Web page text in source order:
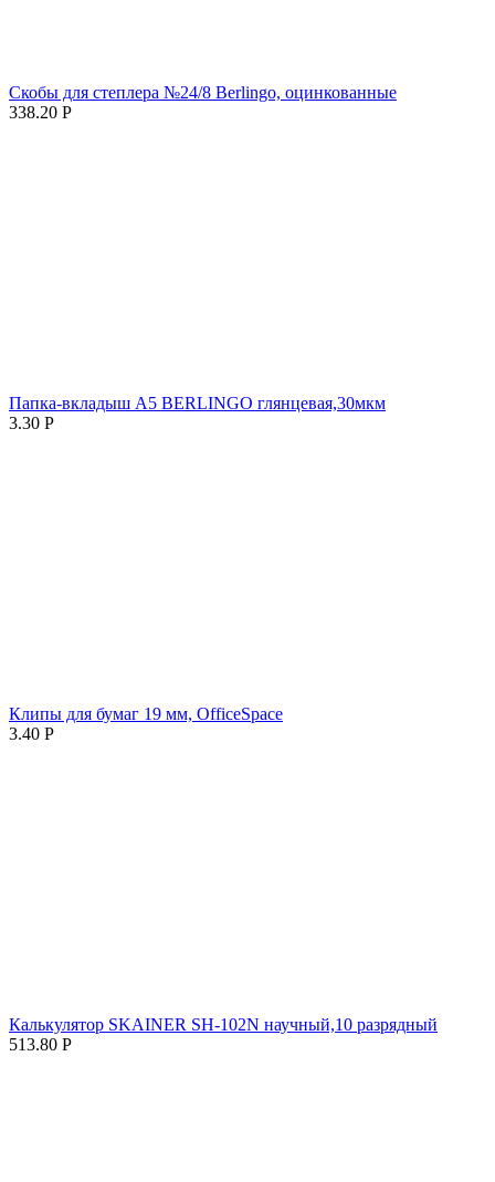
Скобы для степлера №24/8 Berlingo, оцинкованные
338.20 Р
Папка-вкладыш А5 BERLINGO глянцевая,30мкм
3.30 Р
Клипы для бумаг 19 мм, OfficeSpace
3.40 Р
Калькулятор SKAINER SH-102N научный,10 разрядный
513.80 Р